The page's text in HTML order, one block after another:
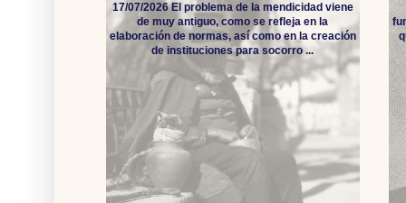
17/07/2026 El problema de la mendicidad viene
de muy antiguo, como se refleja en la
elaboración de normas, así como en la creación
de instituciones para socorro ...